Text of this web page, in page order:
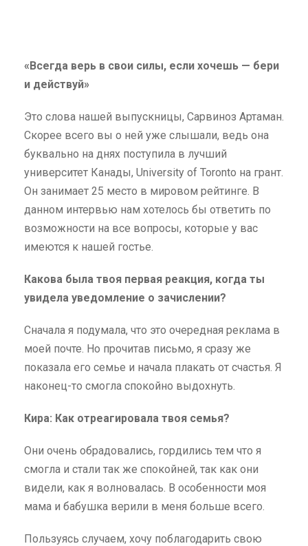
«Всегда верь в свои силы, если хочешь — бери
и действуй»
Это слова нашей выпускницы, Сарвиноз Артаман.
Скорее всего вы о ней уже слышали, ведь она
буквально на днях поступила в лучший
университет Канады, University of Toronto на грант.
Он занимает 25 место в мировом рейтинге. В
данном интервью нам хотелось бы ответить по
возможности на все вопросы, которые у вас
имеются к нашей гостье.
Какова была твоя первая реакция, когда ты
увидела уведомление о зачислении?
Сначала я подумала, что это очередная реклама в
моей почте. Но прочитав письмо, я сразу же
показала его семье и начала плакать от счастья. Я
наконец-то смогла спокойно выдохнуть.
Кира: Как отреагировала твоя семья?
Они очень обрадовались, гордились тем что я
смогла и стали так же спокойней, так как они
видели, как я волновалась. В особенности моя
мама и бабушка верили в меня больше всего.
Пользуясь случаем, хочу поблагодарить свою